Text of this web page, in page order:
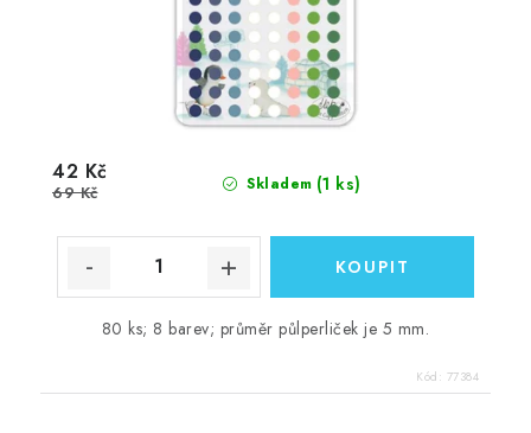
Skladem (1 ks)
42 Kč
69 Kč
80 ks; 8 barev; průměr půlperliček je 5 mm.
Kód: 77384